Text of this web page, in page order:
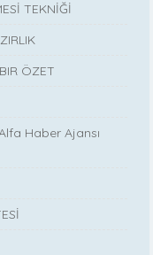
TEKNİĞİ
ÖZET
Haber Ajansı